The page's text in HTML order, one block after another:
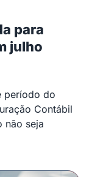
para
julho
período do
Contábil
não seja